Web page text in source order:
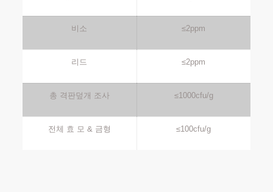
비소 ≤2ppm
리드 ≤2ppm
총 격판덮개 조사 ≤1000cfu/g
전체 효 모 & 금형 ≤100cfu/g